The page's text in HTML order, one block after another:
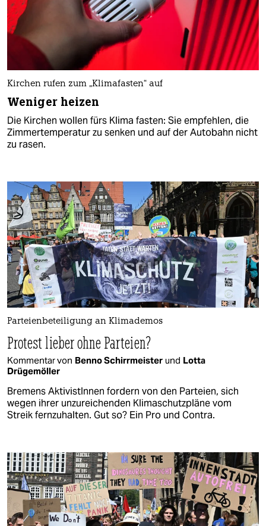
Kirchen rufen zum „Klimafasten“ auf
Weniger heizen
Die Kirchen wollen fürs Klima fasten: Sie empfehlen, die
Zimmertemperatur zu senken und auf der Autobahn nicht
zu rasen.
Parteienbeteiligung an Klimademos
Protest lieber ohne Parteien?
Kommentar von Benno Schirrmeister und Lotta
Drügemöller
Bremens AktivistInnen fordern von den Parteien, sich
wegen ihrer unzureichenden Klimaschutzpläne vom
Streik fernzuhalten. Gut so? Ein Pro und Contra.